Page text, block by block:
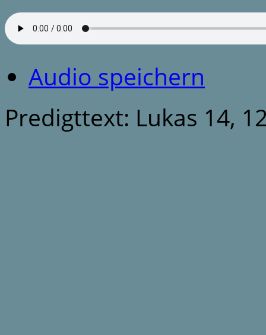
Audio speichern
Predigttext: Lukas 14,